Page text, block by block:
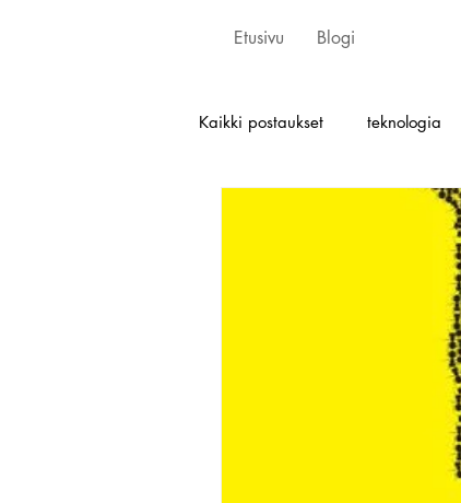
Etusivu Blogi
Kaikki postaukset teknologia